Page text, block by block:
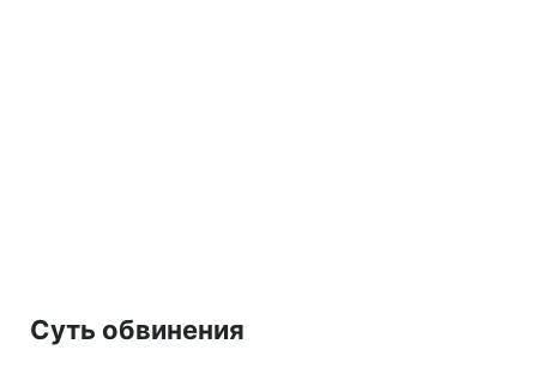
Суть обвинения